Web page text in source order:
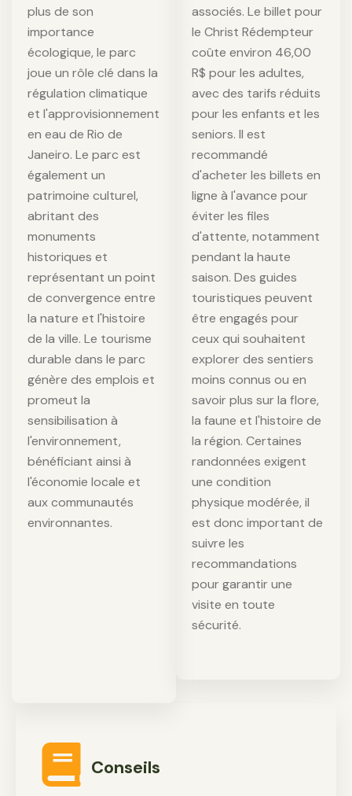
plus de son
importance
écologique, le parc
joue un rôle clé dans la
régulation climatique
et l'approvisionnement
en eau de Rio de
Janeiro. Le parc est
également un
patrimoine culturel,
abritant des
monuments
historiques et
représentant un point
de convergence entre
la nature et l'histoire
de la ville. Le tourisme
durable dans le parc
génère des emplois et
promeut la
sensibilisation à
l'environnement,
bénéficiant ainsi à
l'économie locale et
aux communautés
environnantes.
associés. Le billet pour
le Christ Rédempteur
coûte environ 46,00
R$ pour les adultes,
avec des tarifs réduits
pour les enfants et les
seniors. Il est
recommandé
d'acheter les billets en
ligne à l'avance pour
éviter les files
d'attente, notamment
pendant la haute
saison. Des guides
touristiques peuvent
être engagés pour
ceux qui souhaitent
explorer des sentiers
moins connus ou en
savoir plus sur la flore,
la faune et l'histoire de
la région. Certaines
randonnées exigent
une condition
physique modérée, il
est donc important de
suivre les
recommandations
pour garantir une
visite en toute
sécurité.
Conseils